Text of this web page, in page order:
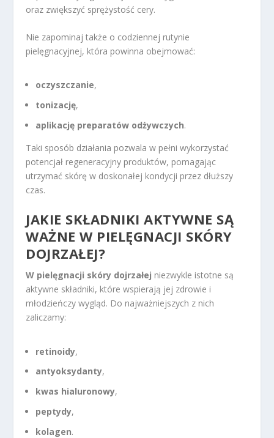
oraz zwiększyć sprężystość cery.
Nie zapominaj także o codziennej rutynie
pielęgnacyjnej, która powinna obejmować:
oczyszczanie,
tonizację,
aplikację preparatów odżywczych.
Taki sposób działania pozwala w pełni wykorzystać
potencjał regeneracyjny produktów, pomagając
utrzymać skórę w doskonałej kondycji przez dłuższy
czas.
JAKIE SKŁADNIKI AKTYWNE SĄ
WAŻNE W PIELĘGNACJI SKÓRY
DOJRZAŁEJ?
W pielęgnacji skóry dojrzałej niezwykle istotne są
aktywne składniki, które wspierają jej zdrowie i
młodzieńczy wygląd. Do najważniejszych z nich
zaliczamy:
retinoidy,
antyoksydanty,
kwas hialuronowy,
peptydy,
kolagen.